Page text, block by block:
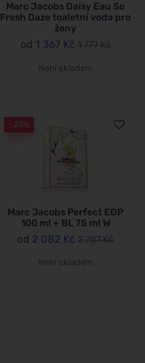
Marc Jacobs Daisy Eau So
Fresh Daze toaletní voda pro
ženy
od 1 367 Kč 1 777 Kč
Není skladem
-23%
Marc Jacobs Perfect EDP
100 ml + BL 75 ml W
od 2 082 Kč 2 707 Kč
Není skladem